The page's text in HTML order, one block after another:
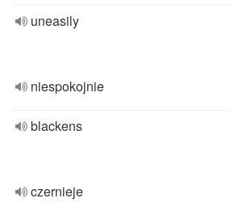
uneasily
niespokojnie
blackens
czernieje